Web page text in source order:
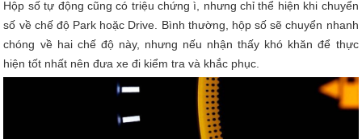
Hộp số tự động cũng có triệu chứng ì, nhưng chỉ thể hiện khi chuyển
số về chế độ Park hoặc Drive. Bình thường, hộp số sẽ chuyển nhanh
chóng về hai chế độ này, nhưng nếu nhận thấy khó khăn để thực
hiện tốt nhất nên đưa xe đi kiểm tra và khắc phục.